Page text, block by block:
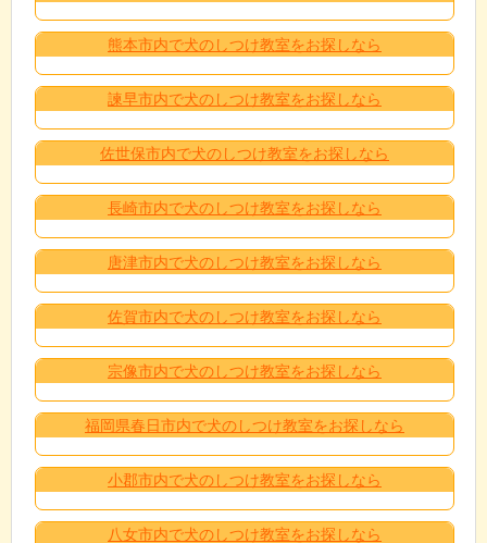
熊本市内で犬のしつけ教室をお探しなら
諫早市内で犬のしつけ教室をお探しなら
佐世保市内で犬のしつけ教室をお探しなら
長崎市内で犬のしつけ教室をお探しなら
唐津市内で犬のしつけ教室をお探しなら
佐賀市内で犬のしつけ教室をお探しなら
宗像市内で犬のしつけ教室をお探しなら
福岡県春日市内で犬のしつけ教室をお探しなら
小郡市内で犬のしつけ教室をお探しなら
八女市内で犬のしつけ教室をお探しなら